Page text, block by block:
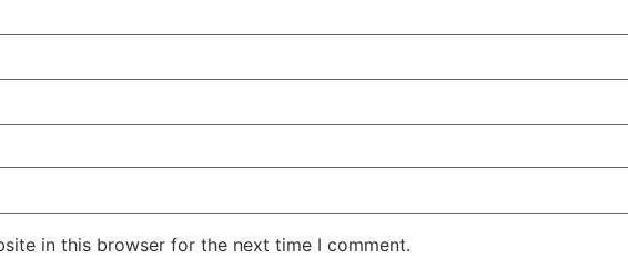
in this browser for the next time I comment.